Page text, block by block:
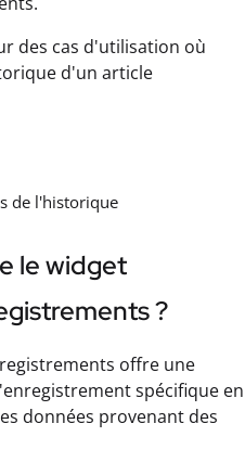
des cas d'utilisation où
d'un article
de l'historique
le widget
?
offre une
spécifique en
données provenant des